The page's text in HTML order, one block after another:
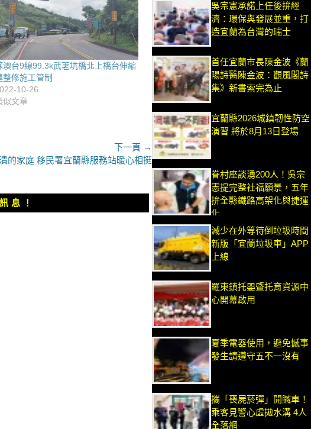
澳台9線99.3k武荖坑橋北上橋台伸縮
整修施工管制
10-26
似文章
下一頁 →
的家庭 移民署宜蘭縣服務站暖心相挺
息！
吳宗憲承諾上任後拚經
濟：環保與發展並重，打
造宜蘭為台灣的瑞士
首任宜蘭市長陳金波《蘭
陽詩醫陳金波：觀風閣詩
集》新書索完為止
宜蘭縣2026城鎮韌性防空
演習 將於8月13日登場
眷村座談湧200人！吳宗
憲提完整社福願景，五年
拚全縣鐵路高架化與捷運
化
減少在外等待倒垃圾時間
新版「宜蘭垃圾車」APP
上線
羅東鎮托嬰暨托育資源中
心開幕啟用
夏季電器使用，避免憾事
發生請遵守五不一沒有
攜「喪屍菸彈」開贓車！
乘客見警心虛拋水溝 4人
全落網